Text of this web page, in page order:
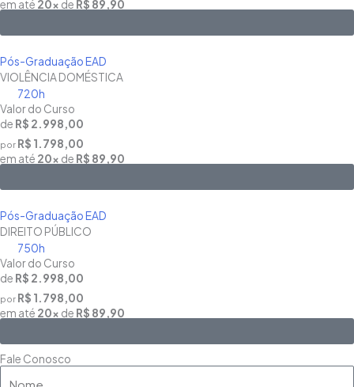
em até 20x de R$ 89,90
Pós-Graduação EAD
VIOLÊNCIA DOMÉSTICA
720h
Valor do Curso
de R$ 2.998,00
por R$ 1.798,00
em até 20x de R$ 89,90
Pós-Graduação EAD
DIREITO PÚBLICO
750h
Valor do Curso
de R$ 2.998,00
por R$ 1.798,00
em até 20x de R$ 89,90
Fale Conosco